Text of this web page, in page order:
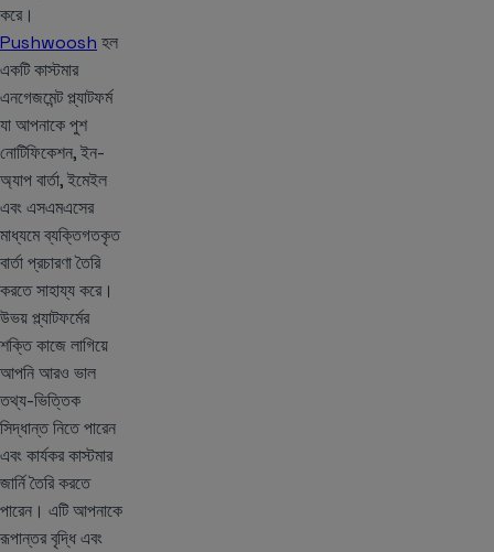
করে।
Pushwoosh হল
একটি কাস্টমার
এনগেজমেন্ট প্ল্যাটফর্ম
যা আপনাকে পুশ
নোটিফিকেশন, ইন-
অ্যাপ বার্তা, ইমেইল
এবং এসএমএসের
মাধ্যমে ব্যক্তিগতকৃত
বার্তা প্রচারণা তৈরি
করতে সাহায্য করে।
উভয় প্ল্যাটফর্মের
শক্তি কাজে লাগিয়ে
আপনি আরও ভাল
তথ্য-ভিত্তিক
সিদ্ধান্ত নিতে পারেন
এবং কার্যকর কাস্টমার
জার্নি তৈরি করতে
পারেন। এটি আপনাকে
রূপান্তর বৃদ্ধি এবং